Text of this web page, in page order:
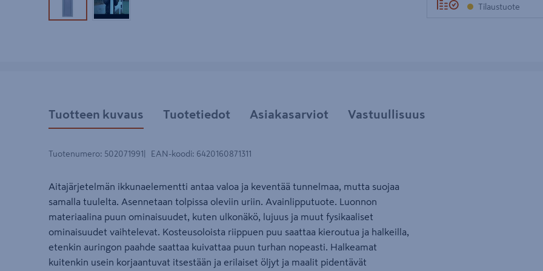
Tuotekuva 1Tuotekuva 2 Tilaustuote
Tuotteen kuvaus Tuotetiedot Asiakasarviot Vastuullisuus
Tuotenumero: 502071991 EAN-koodi: 6420160871311
Aitajärjetelmän ikkunaelementti antaa valoa ja keventää tunnelmaa, mutta suojaa
samalla tuulelta. Asennetaan tolpissa oleviin uriin. Avainlipputuote. Luonnon
materiaalina puun ominaisuudet, kuten ulkonäkö, lujuus ja muut fysikaaliset
ominaisuudet vaihtelevat. Kosteusoloista riippuen puu saattaa kieroutua ja halkeilla,
etenkin auringon paahde saattaa kuivattaa puun turhan nopeasti. Halkeamat
kuitenkin usein korjaantuvat itsestään ja erilaiset öljyt ja maalit ​pidentävät